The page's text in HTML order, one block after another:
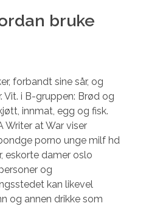
bruke
forbandt sine sår, og
Vit. i B-gruppen: Brød og
innmat, egg og fisk.
Writer at War viser
porno unge milf hd
eskorte damer oslo
og
kan likevel
og annen drikke som